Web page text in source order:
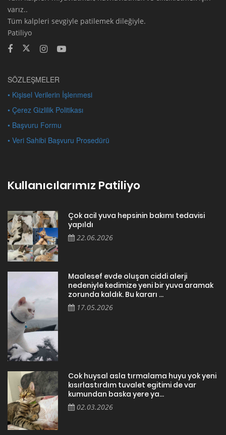
varız..
Tüm kalpleri sevgiyle patilemek dileğiyle.
Patiliyo
SÖZLEŞMELER
• Kişisel Verilerin İşlenmesi
• Çerez Gizlilik Politikası
• Başvuru Formu
• Veri Sahibi Başvuru Prosedürü
Kullanıcılarımız Patiliyo
Çok acil yuva hepsinin bakımı tedavisi
yapıldı
22.06.2026
Maalesef evde oluşan ciddi alerji
nedeniyle kedimize yeni bir yuva aramak
zorunda kaldık. Bu kararı ...
17.05.2026
Cok huysal asla tırmalama huyu yok yeni
kısırlastırdım tuvalet egitimi de var
kumundan baska yere ya...
02.03.2026